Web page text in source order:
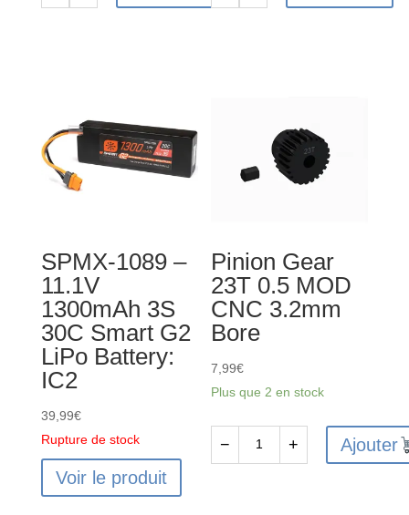
MOD
CNC
3.2mm
SPMX-1089 –
11.1V
1300mAh 3S
30C Smart G2
LiPo Battery:
IC2
39,99€
Rupture de stock
Voir le produit
Pinion Gear
23T 0.5 MOD
CNC 3.2mm
Bore
7,99€
Plus que 2 en stock
− + Ajouter